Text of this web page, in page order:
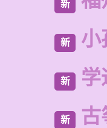
新
新 小
新 学
新 古